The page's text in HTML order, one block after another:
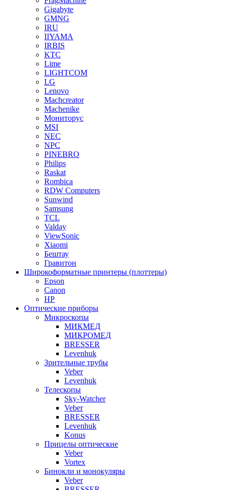
Gigabyte
GMNG
IRU
IIYAMA
IRBIS
KTC
Lime
LIGHTCOM
LG
Lenovo
Machcreator
Machenike
Мониторус
MSI
NEC
NPC
PINEBRO
Philips
Raskat
Rombica
RDW Computers
Sunwind
Samsung
TCL
Valday
ViewSonic
Xiaomi
Бештау
Гравитон
Широкоформатные принтеры (плоттеры)
Epson
Canon
HP
Оптические приборы
Микроскопы
МИКМЕД
МИКРОМЕД
BRESSER
Levenhuk
Зрительные трубы
Veber
Levenhuk
Телескопы
Sky-Watcher
Veber
BRESSER
Levenhuk
Konus
Прицелы оптические
Veber
Vortex
Бинокли и монокуляры
Veber